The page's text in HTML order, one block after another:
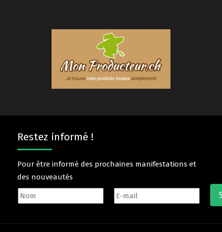
Restez informé !
Pour être informé des prochaines manifestations et
des nouveautés